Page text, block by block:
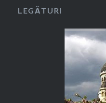
LEGĂTURI